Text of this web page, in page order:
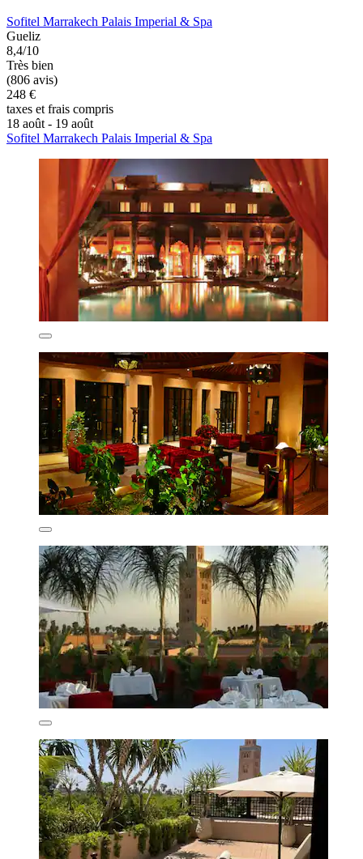
Sofitel Marrakech Palais Imperial & Spa
Gueliz
8,4/10
Très bien
(806 avis)
248 €
taxes et frais compris
18 août - 19 août
Sofitel Marrakech Palais Imperial & Spa